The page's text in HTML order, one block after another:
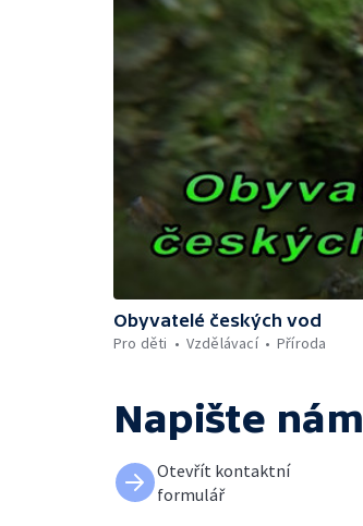
Obyvatelé českých vod
Pro děti
Vzdělávací Příroda
Napište nám
Otevřít kontaktní
formulář